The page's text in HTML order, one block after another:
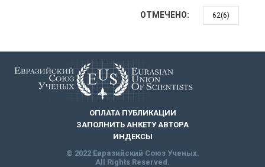
ОТМЕЧЕНО: 62(6)
ОПЛАТА ПУБЛИКАЦИИ
ЗАПОЛНИТЬ АНКЕТУ АВТОРА
ИНДЕКСЫ
© 2022 Евразийский Союз Ученых.
All Rights Reserved.